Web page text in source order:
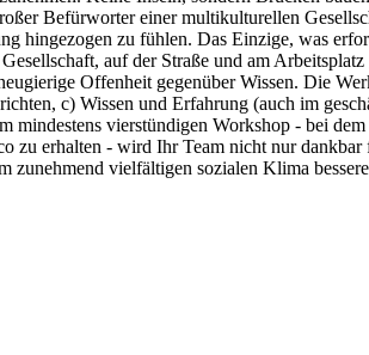
Befürworter einer multikulturellen
hingezogen zu fühlen. Das Einzige, was
auf der Straße und am
Offenheit gegenüber Wissen. Die
c) Wissen und Erfahrung (auch im
mindestens vierstündigen Workshop - bei
zu erhalten - wird Ihr Team nicht nur dankbar
zunehmend vielfältigen sozialen Klima